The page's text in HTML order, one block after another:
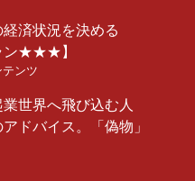
経済状況を決める
ン★★★】
ンツ
世界へ飛び込む人
ドバイス。「偽物」